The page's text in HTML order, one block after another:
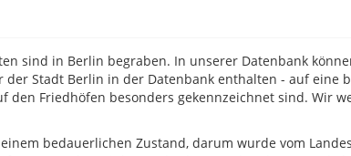
sind in Berlin begraben. In unserer Datenbank
der Stadt Berlin in der Datenbank enthalten - auf eine
den Friedhöfen besonders gekennzeichnet sind. Wir
bedauerlichen Zustand, darum wurde vom